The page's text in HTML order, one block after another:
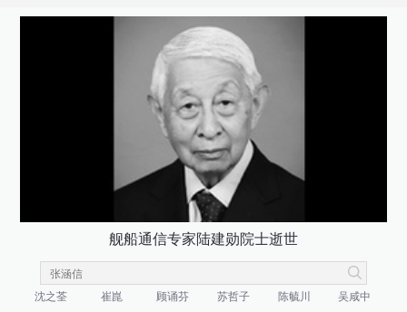
舰船通信专家陆建勋院士逝世
沈之荃 崔崑 顾诵芬 苏哲子 陈毓川
吴咸中